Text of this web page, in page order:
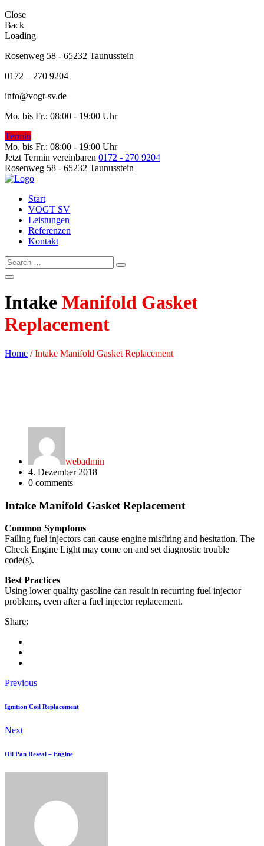
Close
Back
Loading
Rosenweg 58 - 65232 Taunusstein
0172 – 270 9204
info@vogt-sv.de
Mo. bis Fr.: 08:00 - 19:00 Uhr
Termin
Mo. bis Fr.: 08:00 - 19:00 Uhr
Jetzt Termin vereinbaren 0172 - 270 9204
Rosenweg 58 - 65232 Taunusstein
Start
VOGT SV
Leistungen
Referenzen
Kontakt
Intake Manifold Gasket
Replacement
Home /Intake Manifold Gasket Replacement
webadmin
4. Dezember 2018
0 comments
Intake Manifold Gasket Replacement
Common Symptoms
Failing fuel injectors can cause engine misfiring and hesitation. The
Check Engine Light may come on and set diagnostic trouble
code(s).
Best Practices
Using lower quality gasoline can result in recurring fuel injector
problems, even after a fuel injector replacement.
Share:
Previous
Ignition Coil Replacement
Next
Oil Pan Reseal – Engine